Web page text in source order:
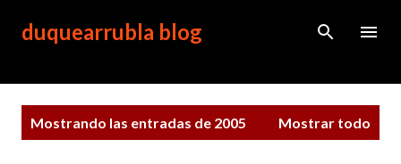
Ir al contenido principal
duquearrubla blog
Mostrando las entradas de 2005 Mostrar todo